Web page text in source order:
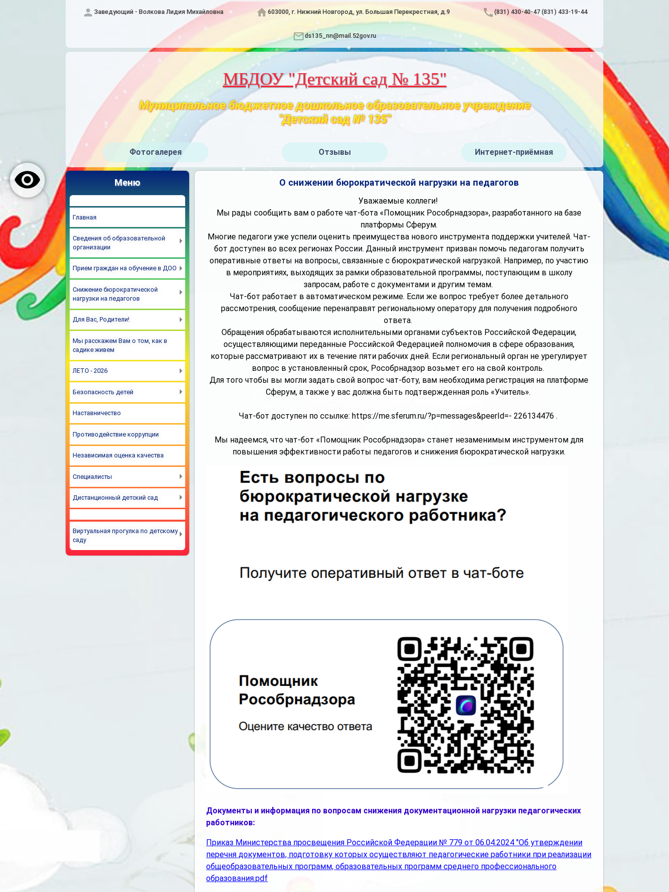
Заведующий - Волкова Лидия Михайловна 603000, г. Нижний Новгород, ул. Большая Перекрестная, д.9 (831) 430-40-47 (831) 433-19-44
ds135_nn@mail.52gov.ru
МБДОУ "Детский сад № 135"
Муниципальное бюджетное дошкольное образовательное учреждение
"Детский сад № 135"
Фотогалерея Отзывы Интернет-приёмная
Меню
Главная
Сведения об образовательной
организации
Прием граждан на обучение в ДОО
Снижение бюрократической
нагрузки на педагогов
Для Вас, Родители!
Мы расскажем Вам о том, как в
садике живем
ЛЕТО - 2026
Безопасность детей
Наставничество
Противодействие коррупции
Независимая оценка качества
Специалисты
Дистанционный детский сад
Виртуальная прогулка по детскому
саду
О снижении бюрократической нагрузки на педагогов
Уважаемые коллеги!
Мы рады сообщить вам о работе чат-бота «Помощник Рособрнадзора», разработанного на базе
платформы Сферум.
Многие педагоги уже успели оценить преимущества нового инструмента поддержки учителей. Чат-
бот доступен во всех регионах России. Данный инструмент призван помочь педагогам получить
оперативные ответы на вопросы, связанные с бюрократической нагрузкой. Например, по участию
в мероприятиях, выходящих за рамки образовательной программы, поступающим в школу
запросам, работе с документами и другим темам.
Чат-бот работает в автоматическом режиме. Если же вопрос требует более детального
рассмотрения, сообщение перенаправят региональному оператору для получения подробного
ответа.
Обращения обрабатываются исполнительными органами субъектов Российской Федерации,
осуществляющими переданные Российской Федерацией полномочия в сфере образования,
которые рассматривают их в течение пяти рабочих дней. Если региональный орган не урегулирует
вопрос в установленный срок, Рособрнадзор возьмет его на свой контроль.
Для того чтобы вы могли задать свой вопрос чат-боту, вам необходима регистрация на платформе
Сферум, а также у вас должна быть подтвержденная роль «Учитель».
Чат-бот доступен по ссылке: https://me.sferum.ru/?p=messages&peerId=- 226134476 .
Мы надеемся, что чат-бот «Помощник Рособрнадзора» станет незаменимым инструментом для
повышения эффективности работы педагогов и снижения бюрократической нагрузки.
Документы и информация по вопросам снижения документационной нагрузки педагогических
работников:
Приказ Министерства просвещения Российской Федерации № 779 от 06.04.2024 "Об утверждении
перечня документов, подготовку которых осуществляют педагогические работники при реализации
общеобразовательных программ, образовательных программ среднего профессионального
образования.pdf